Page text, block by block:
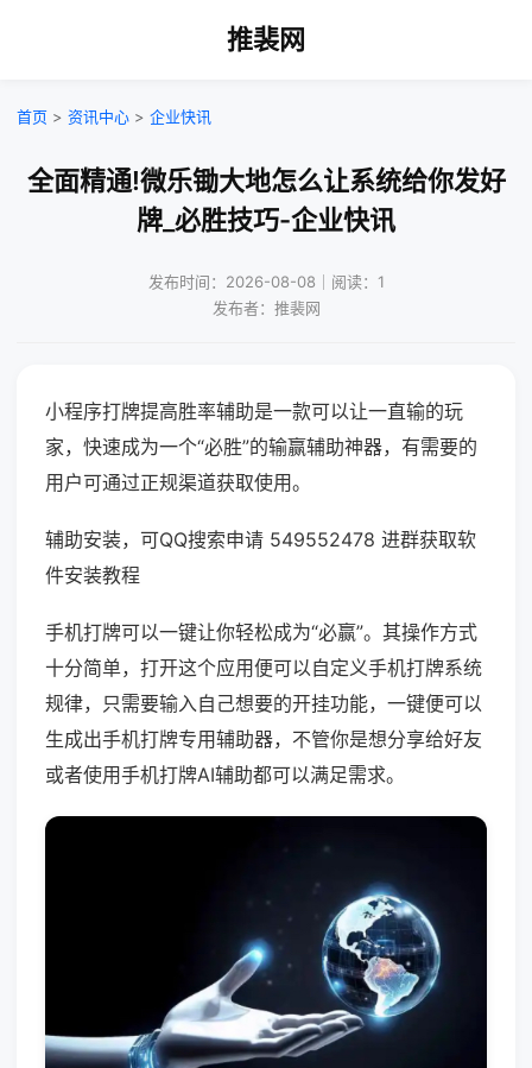
推裴网
首页 > 资讯中心 > 企业快讯
全面精通!微乐锄大地怎么让系统给你发好
牌_必胜技巧-企业快讯
发布时间：2026-08-08｜阅读：1
发布者：推裴网
小程序打牌提高胜率辅助是一款可以让一直输的玩
家，快速成为一个“必胜”的输赢辅助神器，有需要的
用户可通过正规渠道获取使用。
辅助安装，可QQ搜索申请 549552478 进群获取软
件安装教程
手机打牌可以一键让你轻松成为“必赢”。其操作方式
十分简单，打开这个应用便可以自定义手机打牌系统
规律，只需要输入自己想要的开挂功能，一键便可以
生成出手机打牌专用辅助器，不管你是想分享给好友
或者使用手机打牌AI辅助都可以满足需求。